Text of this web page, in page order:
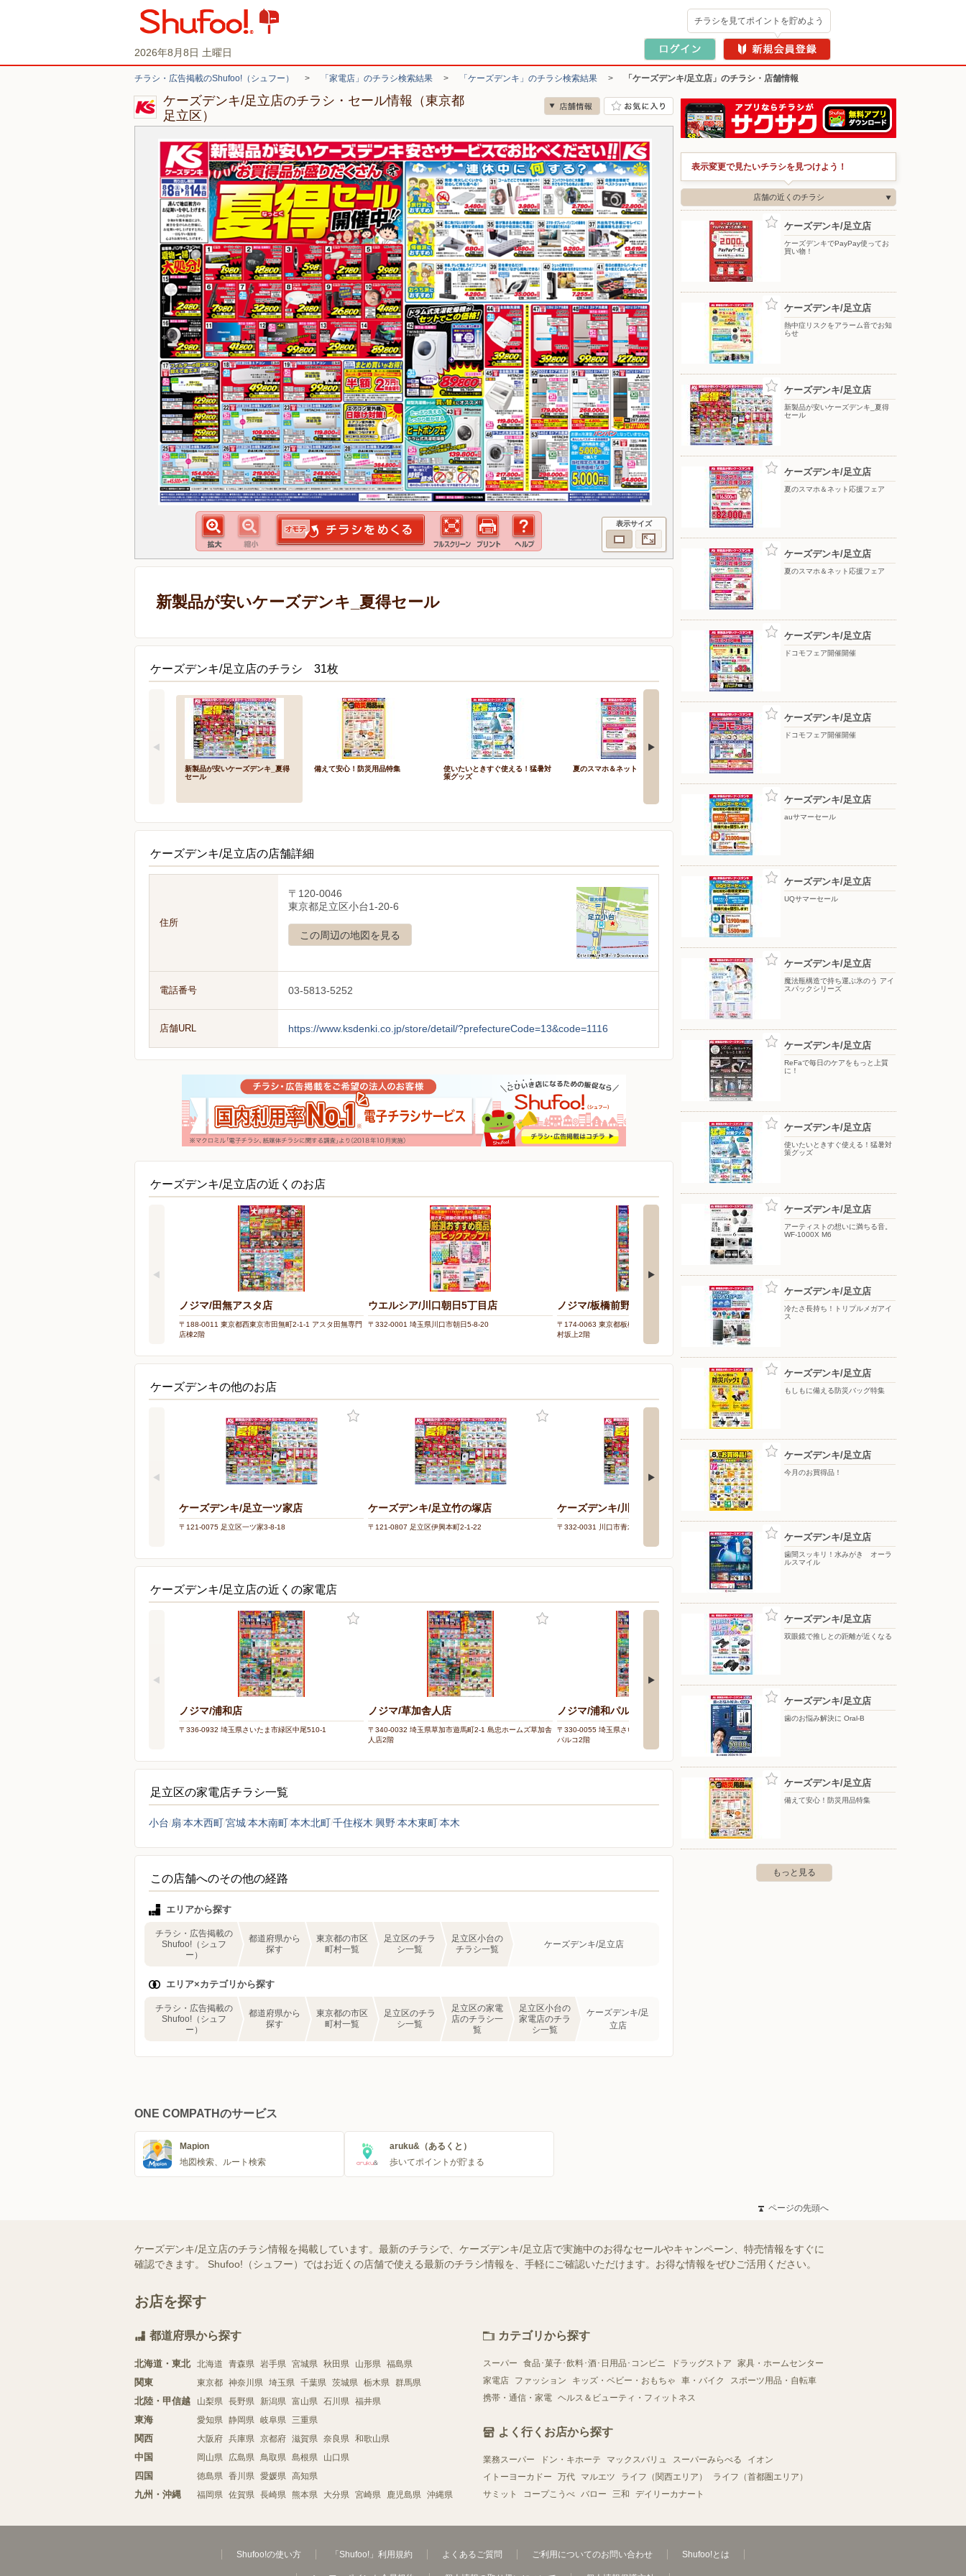
2026年8月8日 土曜日
チラシを見てポイントを貯めよう
チラシ・広告掲載のShufoo!（シュフー） > 「家電店」のチラシ検索結果 > 「ケーズデンキ」のチラシ検索結果 > 「ケーズデンキ/足立店」のチラシ・店舗情報
ケーズデンキ/足立店のチラシ・セール情報（東京都
足立区）
表示サイズ
新製品が安いケーズデンキ_夏得セール
ケーズデンキ/足立店のチラシ 31枚
新製品が安いケーズデンキ_夏得
セール
備えて安心！防災用品特集
使いたいときすぐ使える！猛暑対
策グッズ
夏のスマホ＆ネット応援フェア 夏のスマホ＆ネット応援フェア
ケーズデンキ/足立店の店舗詳細
住所
〒120-0046
東京都足立区小台1-20-6
この周辺の地図を見る
電話番号 03-5813-5252
店舗URL https://www.ksdenki.co.jp/store/detail/?prefectureCode=13&code=1116
ケーズデンキ/足立店の近くのお店
ノジマ/田無アスタ店
〒188-0011 東京都西東京市田無町2-1-1 アスタ田無専門
店棟2階
ウエルシア/川口朝日5丁目店
〒332-0001 埼玉県川口市朝日5-8-20
ノジマ/板橋前野町店
〒174-0063 東京都板橋区前野町3-20-1 ヒューリック志
村坂上2階
ホワイト急便/本木北町店
〒123-0857 東京都足立区本木北町1-9
ケーズデンキの他のお店
ケーズデンキ/足立一ツ家店
〒121-0075 足立区一ツ家3-8-18
ケーズデンキ/足立竹の塚店
〒121-0807 足立区伊興本町2-1-22
ケーズデンキ/川口青木店
〒332-0031 川口市青木3-25-6
ケーズデンキ/西川口店
〒332-0021 川口市西川口2-3-5
ケーズデンキ/足立店の近くの家電店
ノジマ/浦和店
〒336-0932 埼玉県さいたま市緑区中尾510-1
ノジマ/草加舎人店
〒340-0032 埼玉県草加市遊馬町2-1 島忠ホームズ草加舎
人店2階
ノジマ/浦和パルコ店
〒330-0055 埼玉県さいたま市浦和区東高砂町11-1 浦和
パルコ2階
ビックカメラ/日本橋三越
〒103-8001 東京都中央区日本橋室町1-4-1 日本橋三越本
店 新館6・7階
足立区の家電店チラシ一覧
小台 扇 本木西町宮城本木南町本木北町千住桜木 興野本木東町本木
この店舗へのその他の経路
エリアから探す
チラシ・広告掲載の
Shufoo!（シュフ
ー）
都道府県から
探す
東京都の市区
町村一覧
足立区のチラ
シ一覧
足立区小台の
チラシ一覧
ケーズデンキ/足立店
エリア×カテゴリから探す
チラシ・広告掲載の
Shufoo!（シュフ
ー）
都道府県から
探す
東京都の市区
町村一覧
足立区のチラ
シ一覧
足立区の家電
店のチラシ一
覧
足立区小台の
家電店のチラ
シ一覧
ケーズデンキ/足
立店
表示変更で見たいチラシを見つけよう！
店舗の近くのチラシ
ケーズデンキ/足立店
ケーズデンキでPayPay使ってお
買い物！
ケーズデンキ/足立店
熱中症リスクをアラーム音でお知
らせ
ケーズデンキ/足立店
新製品が安いケーズデンキ_夏得
セール
ケーズデンキ/足立店
夏のスマホ＆ネット応援フェア
ケーズデンキ/足立店
夏のスマホ＆ネット応援フェア
ケーズデンキ/足立店
ドコモフェア開催開催
ケーズデンキ/足立店
ドコモフェア開催開催
ケーズデンキ/足立店
auサマーセール
ケーズデンキ/足立店
UQサマーセール
ケーズデンキ/足立店
魔法瓶構造で持ち運ぶ氷のう アイ
スパックシリーズ
ケーズデンキ/足立店
ReFaで毎日のケアをもっと上質
に！
ケーズデンキ/足立店
使いたいときすぐ使える！猛暑対
策グッズ
ケーズデンキ/足立店
アーティストの想いに満ちる音。
WF-1000X M6
ケーズデンキ/足立店
冷たさ長持ち！トリプルメガアイ
ス
ケーズデンキ/足立店
もしもに備える防災バッグ特集
ケーズデンキ/足立店
今月のお買得品！
ケーズデンキ/足立店
歯間スッキリ！水みがき オーラ
ルスマイル
ケーズデンキ/足立店
双眼鏡で推しとの距離が近くなる
ケーズデンキ/足立店
歯のお悩み解決に Oral-B
ケーズデンキ/足立店
備えて安心！防災用品特集
もっと見る
ONE COMPATHのサービス
Mapion
地図検索、ルート検索
aruku&（あるくと）
歩いてポイントが貯まる
ページの先頭へ
ケーズデンキ/足立店のチラシ情報を掲載しています。最新のチラシで、ケーズデンキ/足立店で実施中のお得なセールやキャンペーン、特売情報をすぐに
確認できます。 Shufoo!（シュフー）ではお近くの店舗で使える最新のチラシ情報を、手軽にご確認いただけます。お得な情報をぜひご活用ください。
お店を探す
都道府県から探す
北海道・東北 北海道 青森県 岩手県 宮城県 秋田県 山形県 福島県
関東 東京都 神奈川県 埼玉県 千葉県 茨城県 栃木県 群馬県
北陸・甲信越 山梨県 長野県 新潟県 富山県 石川県 福井県
東海 愛知県 静岡県 岐阜県 三重県
関西 大阪府 兵庫県 京都府 滋賀県 奈良県 和歌山県
中国 岡山県 広島県 鳥取県 島根県 山口県
四国 徳島県 香川県 愛媛県 高知県
九州・沖縄 福岡県 佐賀県 長崎県 熊本県 大分県 宮崎県 鹿児島県 沖縄県
カテゴリから探す
スーパー 食品･菓子･飲料･酒･日用品･コンビニ ドラッグストア
家具・ホームセンター
家電店
ファッション キッズ・ベビー・おもちゃ 車・バイク
スポーツ用品・自転車
携帯・通信・家電 ヘルス＆ビューティ・フィットネス
よく行くお店から探す
業務スーパー ドン・キホーテ マックスバリュ スーパーみらべる
イオン
イトーヨーカドー
万代 マルエツ ライフ（関西エリア）
ライフ（首都圏エリア）
サミット
コープこうべ バロー 三和 デイリーカナート
Shufoo!の使い方 「Shufoo!」利用規約 よくあるご質問 ご利用についてのお問い合わせ Shufoo!とは